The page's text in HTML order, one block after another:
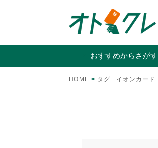
おすすめからさがす
HOME > タグ : イオンカード